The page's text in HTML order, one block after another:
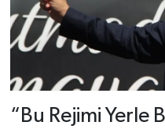
“Bu Rejimi Yerle